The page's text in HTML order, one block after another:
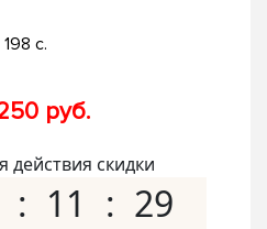
198 с.
руб.
действия скидки
11 28